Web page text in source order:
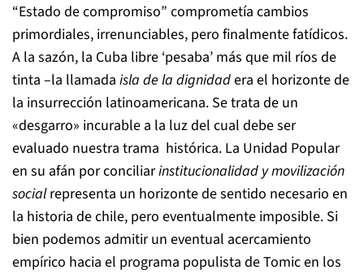
“Estado de compromiso” comprometía cambios
primordiales, irrenunciables, pero finalmente fatídicos.
A la sazón, la Cuba libre ‘pesaba’ más que mil ríos de
tinta –la llamada isla de la dignidadera el horizonte de
la insurrección latinoamericana. Se trata de un
«desgarro» incurable a la luz del cual debe ser
evaluado nuestra trama histórica. La Unidad Popular
en su afán por conciliarinstitucionalidad y movilización
socialrepresenta un horizonte de sentido necesario en
la historia de chile, pero eventualmente imposible. Si
bien podemos admitir un eventual acercamiento
empírico hacia el programa populista de Tomic en los